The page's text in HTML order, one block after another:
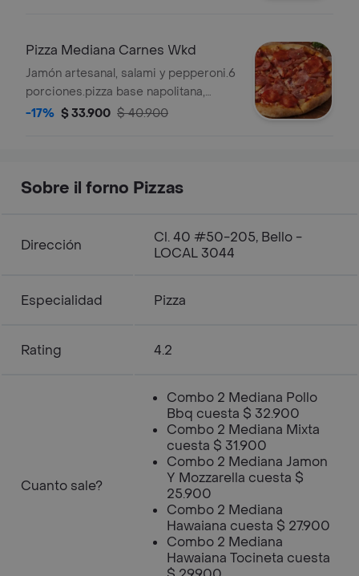
Pizza Mediana Carnes Wkd
Jamón artesanal, salami y pepperoni.6
porciones.pizza base napolitana,
tocineta, mozzarella,
-17% $ 33.900 $ 40.900
Sobre il forno Pizzas
Dirección
Cl. 40 #50-205, Bello -
LOCAL 3044
Especialidad Pizza
Rating 4.2
Cuanto sale?
Combo 2 Mediana Pollo
Bbq cuesta $ 32.900
Combo 2 Mediana Mixta
cuesta $ 31.900
Combo 2 Mediana Jamon
Y Mozzarella cuesta $
25.900
Combo 2 Mediana
Hawaiana cuesta $ 27.900
Combo 2 Mediana
Hawaiana Tocineta cuesta